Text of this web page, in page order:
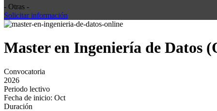
- Otras -
Solicitar información
Master en Ingeniería de Datos
Convocatoria
2026
Periodo lectivo
Fecha de inicio: Oct
Duración